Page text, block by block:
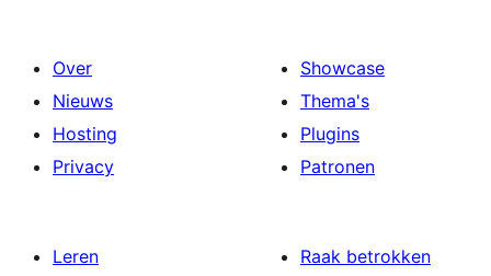
Over
Nieuws
Hosting
Privacy
Showcase
Thema's
Plugins
Patronen
Leren
Raak betrokken